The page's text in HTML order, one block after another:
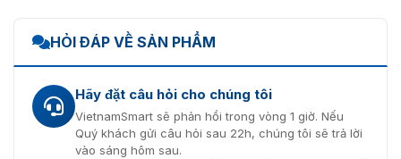
HỎI ĐÁP VỀ SẢN PHẨM
Hãy đặt câu hỏi cho chúng tôi
VietnamSmart sẽ phản hồi trong vòng 1 giờ. Nếu
Quý khách gửi câu hỏi sau 22h, chúng tôi sẽ trả lời
vào sáng hôm sau.